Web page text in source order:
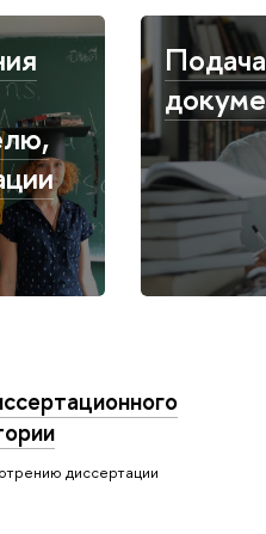
Подача
диссертации